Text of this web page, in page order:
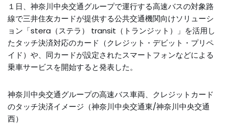
１日、神奈川中央交通グループで運行する高速バスの対象路
線で三井住友カードが提供する公共交通機関向けソリューシ
ョン「stera（ステラ） transit（トランジット）」を活用し
たタッチ決済対応のカード（クレジット・デビット・プリペ
イド）や、同カードが設定されたスマートフォンなどによる
乗車サービスを開始すると発表した。
神奈川中央交通グループの高速バス車両、クレジットカード
のタッチ決済イメージ（神奈川中央交通東/神奈川中央交通
西）